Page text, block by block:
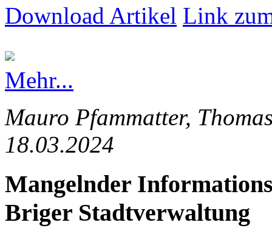
Download Artikel Link
Mehr...
Mauro Pfammatter,
18.03.2024
Mangelnder
Briger Stadtverwaltung